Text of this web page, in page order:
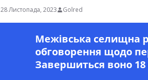
28 Листопада, 2023 Golred
Межівська селищна
обговорення щодо
Завершиться воно 18